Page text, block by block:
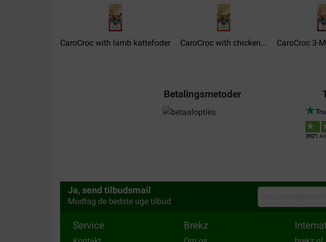
Translate to English
Kvalitet:
CaroCroc with lamb kattefoder CaroCroc with chicken... CaroCroc 3-
Betalingsmetoder
3921
Ja, send tilbudsmail
Modtag de bedste uge tilbud
Service Brekz